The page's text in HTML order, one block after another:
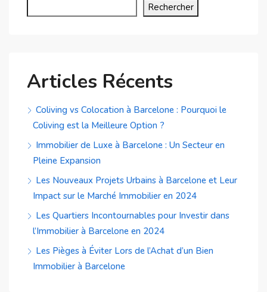
Rechercher
Articles Récents
Coliving vs Colocation à Barcelone : Pourquoi le
Coliving est la Meilleure Option ?
Immobilier de Luxe à Barcelone : Un Secteur en
Pleine Expansion
Les Nouveaux Projets Urbains à Barcelone et Leur
Impact sur le Marché Immobilier en 2024
Les Quartiers Incontournables pour Investir dans
l’Immobilier à Barcelone en 2024
Les Pièges à Éviter Lors de l’Achat d’un Bien
Immobilier à Barcelone